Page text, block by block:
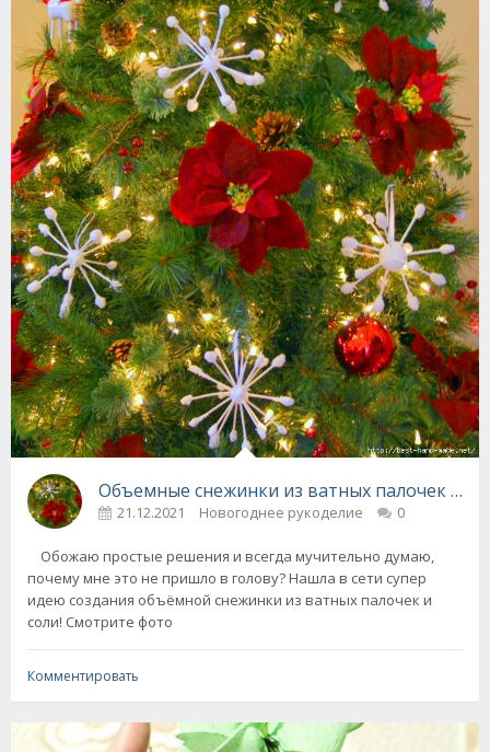
Объемные снежинки из ватных палочек и
21.12.2021 Новогоднее рукоделие 0
Обожаю простые решения и всегда мучительно думаю,
почему мне это не пришло в голову? Нашла в сети супер
идею создания объёмной снежинки из ватных палочек и
соли! Смотрите фото
Комментировать